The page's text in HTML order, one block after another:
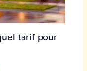
tarif pour